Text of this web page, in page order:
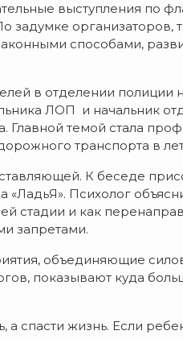
выступления по
организаторов,
способами,
в отделении полиции
ЛОП и начальник
Главной темой стала
транспорта в
К беседе
Психолог
стадии и как
запретами.
объединяющие
показывают куда
а спасти жизнь. Если